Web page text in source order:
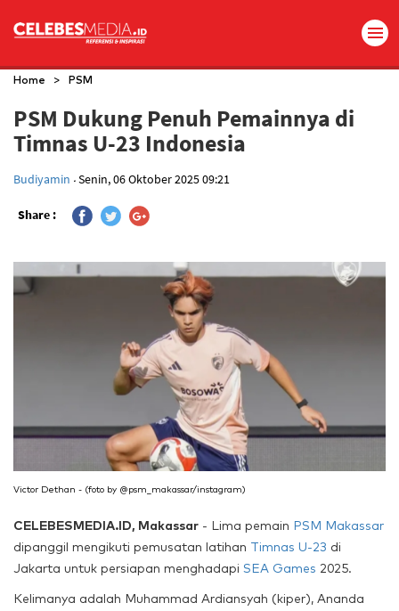
Home > PSM
PSM Dukung Penuh Pemainnya di
Timnas U-23 Indonesia
Budiyamin .Senin, 06 Oktober 2025 09:21
Share :
Victor Dethan - (foto by @psm_makassar/instagram)
CELEBESMEDIA.ID, Makassar - Lima pemain PSM Makassar
dipanggil mengikuti pemusatan latihan Timnas U-23 di
Jakarta untuk persiapan menghadapi SEA Games 2025.
Kelimanya adalah Muhammad Ardiansyah (kiper), Ananda